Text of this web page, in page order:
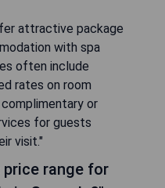
attractive package
with spa
often include
rates on room
or
for guests
visit."
range for